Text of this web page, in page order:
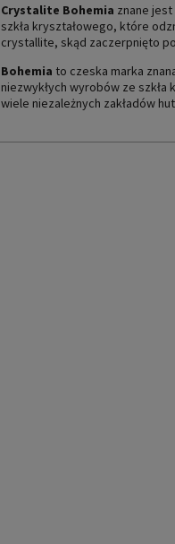
Crystalite Bohemia znane
szkła kryształowego, które
crystallite, skąd zaczerpnięto
Bohemia to czeska marka
niezwykłych wyrobów ze
wiele niezależnych zakładów